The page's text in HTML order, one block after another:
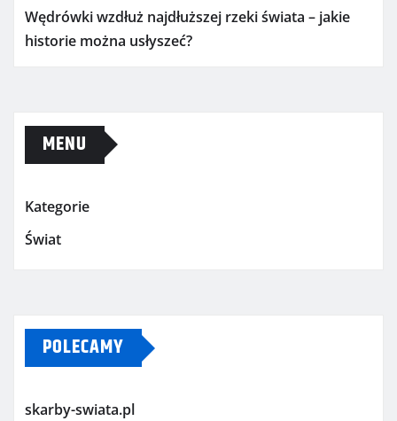
Wędrówki wzdłuż najdłuższej rzeki świata – jakie
historie można usłyszeć?
MENU
Kategorie
Świat
POLECAMY
skarby-swiata.pl